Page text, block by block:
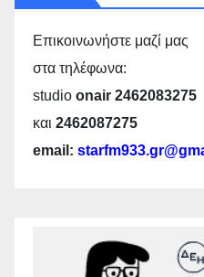
Επικοινωνήστε μαζί μας
στα τηλέφωνα:
studio onair 2462083275
και 2462087275
email: